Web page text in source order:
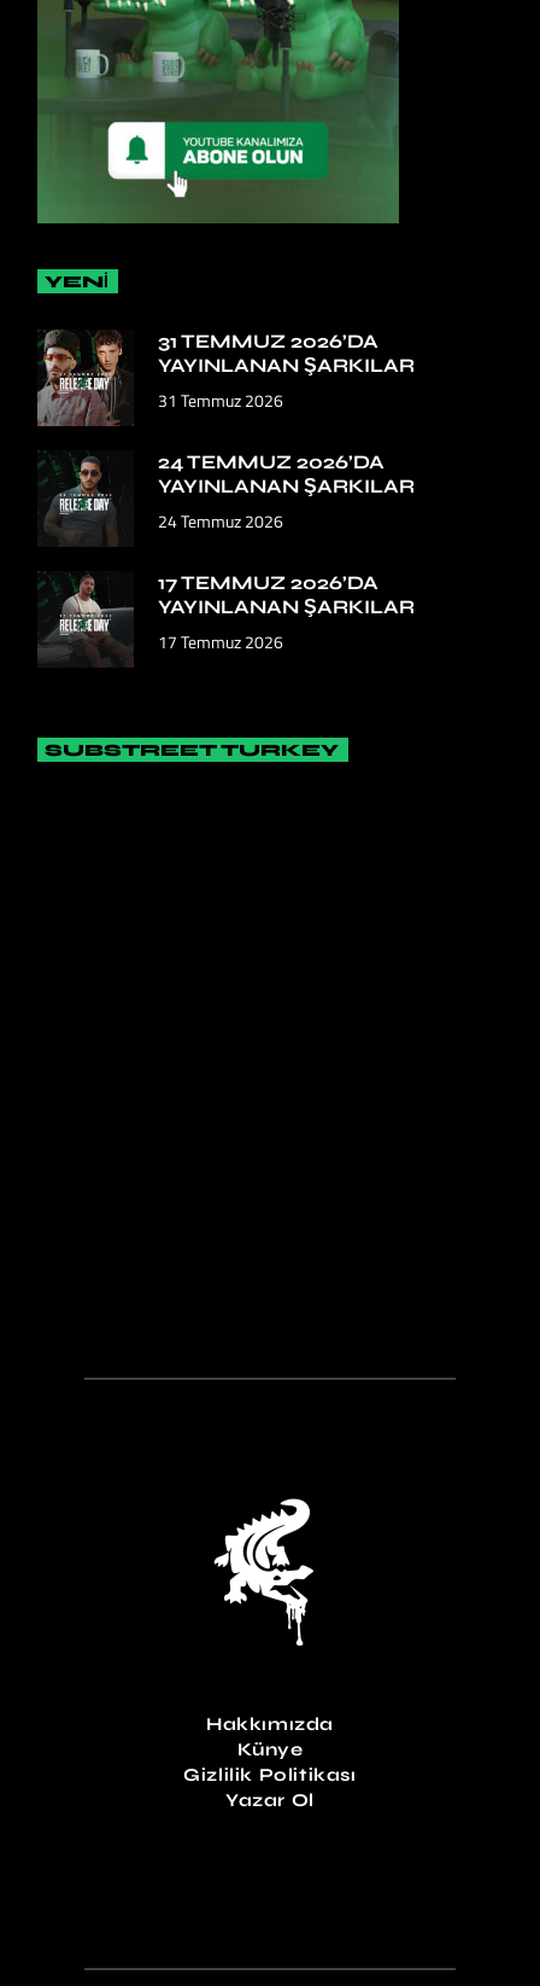
YENİ
31 TEMMUZ 2026’DA
YAYINLANAN ŞARKILAR
31 Temmuz 2026
24 TEMMUZ 2026’DA
YAYINLANAN ŞARKILAR
24 Temmuz 2026
17 TEMMUZ 2026’DA
YAYINLANAN ŞARKILAR
17 Temmuz 2026
SUBSTREET TURKEY
Hakkımızda
Künye
Gizlilik Politikası
Yazar Ol